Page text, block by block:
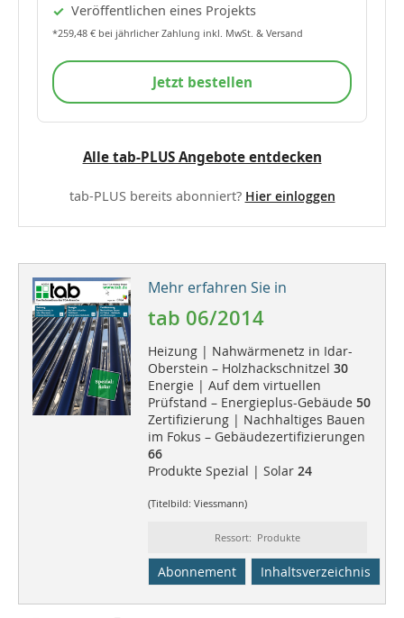
Veröffentlichen eines Projekts
*259,48 € bei jährlicher Zahlung inkl. MwSt. & Versand
Jetzt bestellen
Alle tab-PLUS Angebote entdecken
tab-PLUS bereits abonniert? Hier einloggen
Mehr erfahren Sie in
tab 06/2014
Heizung | Nahwärmenetz in Idar-
Oberstein – Holzhackschnitzel 30
Energie | Auf dem virtuellen
Prüfstand – Energieplus-Gebäude 50
Zertifizierung | Nachhaltiges Bauen
im Fokus – Gebäudezertifizierungen
66
Produkte Spezial | Solar 24
(Titelbild: Viessmann)
Ressort: Produkte
Abonnement Inhaltsverzeichnis